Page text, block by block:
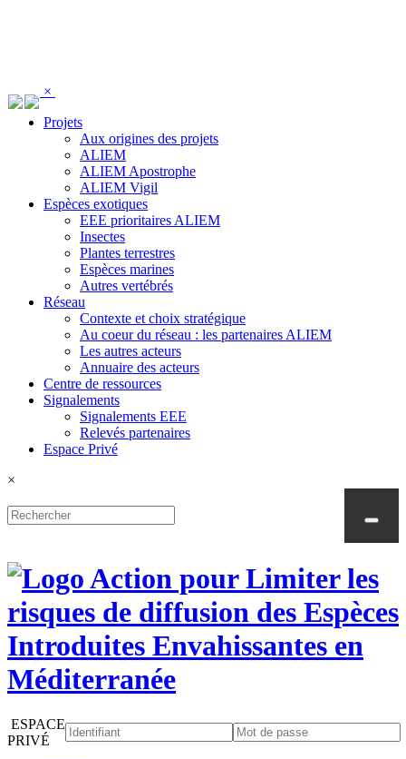
×
Projets
Aux origines des projets
ALIEM
ALIEM Apostrophe
ALIEM Vigil
Espèces exotiques
EEE prioritaires ALIEM
Insectes
Plantes terrestres
Espèces marines
Autres vertébrés
Réseau
Contexte et choix stratégique
Au coeur du réseau : les partenaires ALIEM
Les autres acteurs
Annuaire des acteurs
Centre de ressources
Signalements
Signalements EEE
Relevés partenaires
Espace Privé
×
ESPACE
PRIVÉ